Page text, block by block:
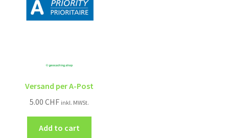
Versand per A-Post
5.00CHF inkl. MWSt.
Add to cart